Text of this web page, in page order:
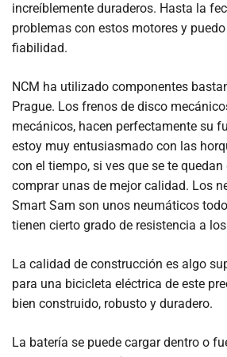
increíblemente duraderos. Hasta la
problemas con estos motores y
fiabilidad.
NCM ha utilizado componentes
Prague. Los frenos de disco
mecánicos, hacen perfectamente su
estoy muy entusiasmado con las
con el tiempo, si ves que se te
comprar unas de mejor calidad. Los
Smart Sam son unos neumáticos
tienen cierto grado de resistencia a
La calidad de construcción es algo
para una bicicleta eléctrica de este
bien construido, robusto y duradero.
La batería se puede cargar dentro o